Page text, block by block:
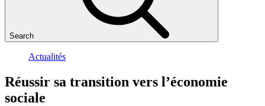
Search
Actualités
Réussir sa transition vers l’économie
sociale